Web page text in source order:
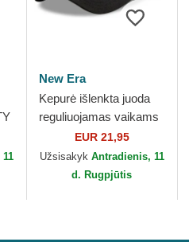
New Era
Kepurė išlenkta juoda
reguliuojamas vaikams
9FORTY The League
Las Vegas Raiders NFL
New Era
EUR 21,95
Užsisakyk Antradienis, 11
d. Rugpjūtis